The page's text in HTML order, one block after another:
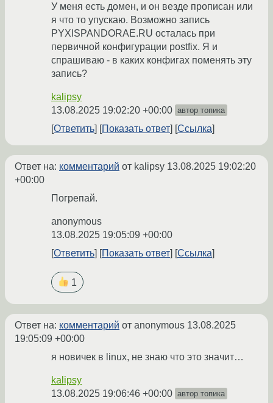
У меня есть домен, и он везде прописан или
я что то упускаю. Возможно запись
PYXISPANDORAE.RU осталась при
первичной конфигурации postfix. Я и
спрашиваю - в каких конфигах поменять эту
запись?
kalipsy
13.08.2025 19:02:20 +00:00 автор топика
Ответить Показать ответ Ссылка
Ответ на: комментарий от kalipsy 13.08.2025 19:02:20
+00:00
Погрепай.
anonymous
13.08.2025 19:05:09 +00:00
Ответить
Показать ответ Ссылка
1
Ответ на: комментарий от anonymous 13.08.2025
19:05:09 +00:00
я новичек в linux, не знаю что это значит…
kalipsy
13.08.2025 19:06:46 +00:00 автор топика